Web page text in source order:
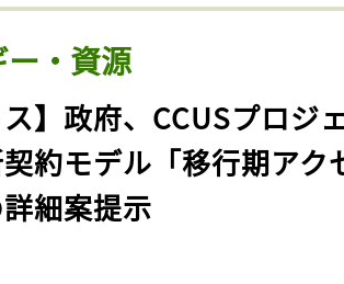
・資源
ス】政府、CCUSプロジ
契約モデル「移行期アク
細案提示